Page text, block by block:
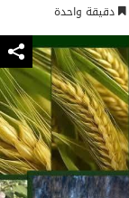
دقيقة واحدة